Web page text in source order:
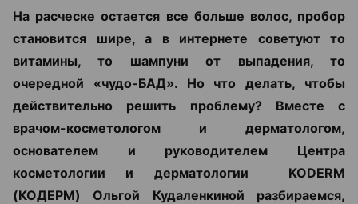
На расческе остается все больше волос, пробор
становится шире, а в интернете советуют то
витамины, то шампуни от выпадения, то
очередной «чудо-БАД». Но что делать, чтобы
действительно решить проблему? Вместе с
врачом-косметологом и дерматологом,
основателем и руководителем Центра
косметологии и дерматологии KODERM
(КОДЕРМ) Ольгой Кудаленкиной разбираемся,